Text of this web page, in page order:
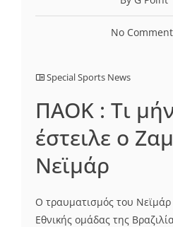
No
Special Sports News
ΠΑΟΚ : Τι
έστειλε ο
Νεϊμάρ
Ο τραυματισμός του Νεϊμάρ
Εθνικής ομάδας της